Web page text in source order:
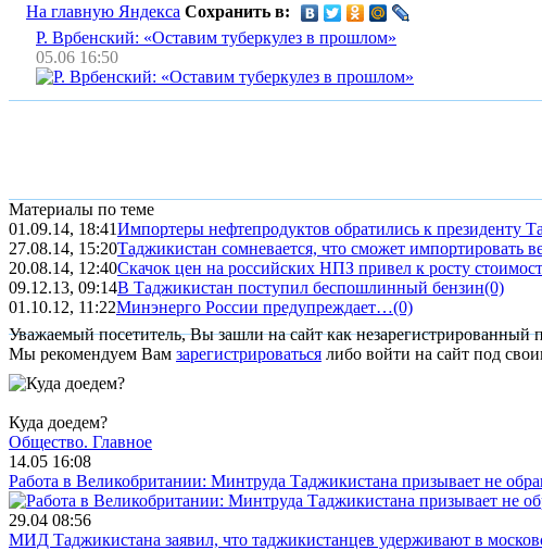
На главную Яндекса Сохранить в:
Р. Врбенский: «Оставим туберкулез в прошлом»
05.06 16:50
Материалы по теме
01.09.14, 18:41Импортеры нефтепродуктов обратились к президенту
27.08.14, 15:20Таджикистан сомневается, что сможет импортировать
20.08.14, 12:40Скачок цен на российских НПЗ привел к росту
09.12.13, 09:14В Таджикистан поступил беспошлинный бензин(0)
01.10.12, 11:22Минэнерго России предупреждает…(0)
Уважаемый посетитель, Вы зашли на сайт как незарегистрированный
Мы рекомендуем Вам зарегистрироваться либо войти на сайт под
Куда доедем?
Общество. Главное
14.05 16:08
Работа в Великобритании: Минтруда Таджикистана призывает не
29.04 08:56
МИД Таджикистана заявил, что таджикистанцев удерживают в